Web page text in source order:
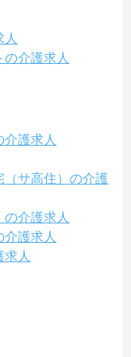
介護求人
護求人
（サ高住）の介護
介護求人
護求人
人